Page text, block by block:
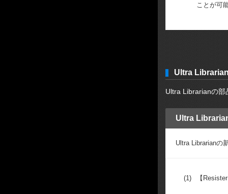
ことが可
Ultra
Ultra Librarianの部
Ultra
Ultra Librarianの
(1) 【